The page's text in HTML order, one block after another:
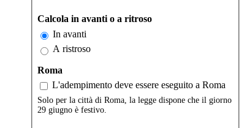
Calcola in avanti o a ritroso
In avanti
A ristroso
Roma
L'adempimento deve essere eseguito a Roma
Solo per la città di Roma, la legge dispone che il giorno
29 giugno è festivo.